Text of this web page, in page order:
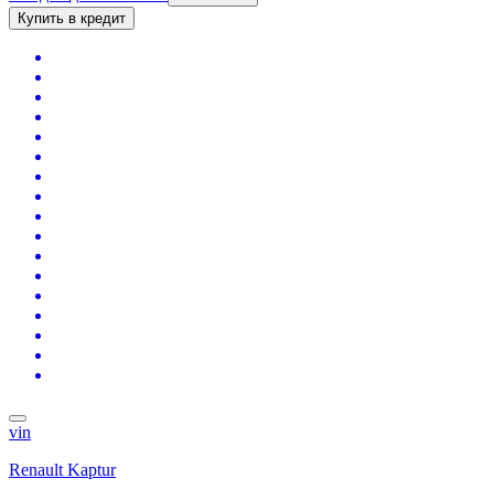
Купить в кредит
vin
Renault Kaptur